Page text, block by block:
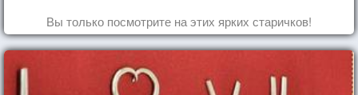
Вы только посмотрите на этих ярких старичков!